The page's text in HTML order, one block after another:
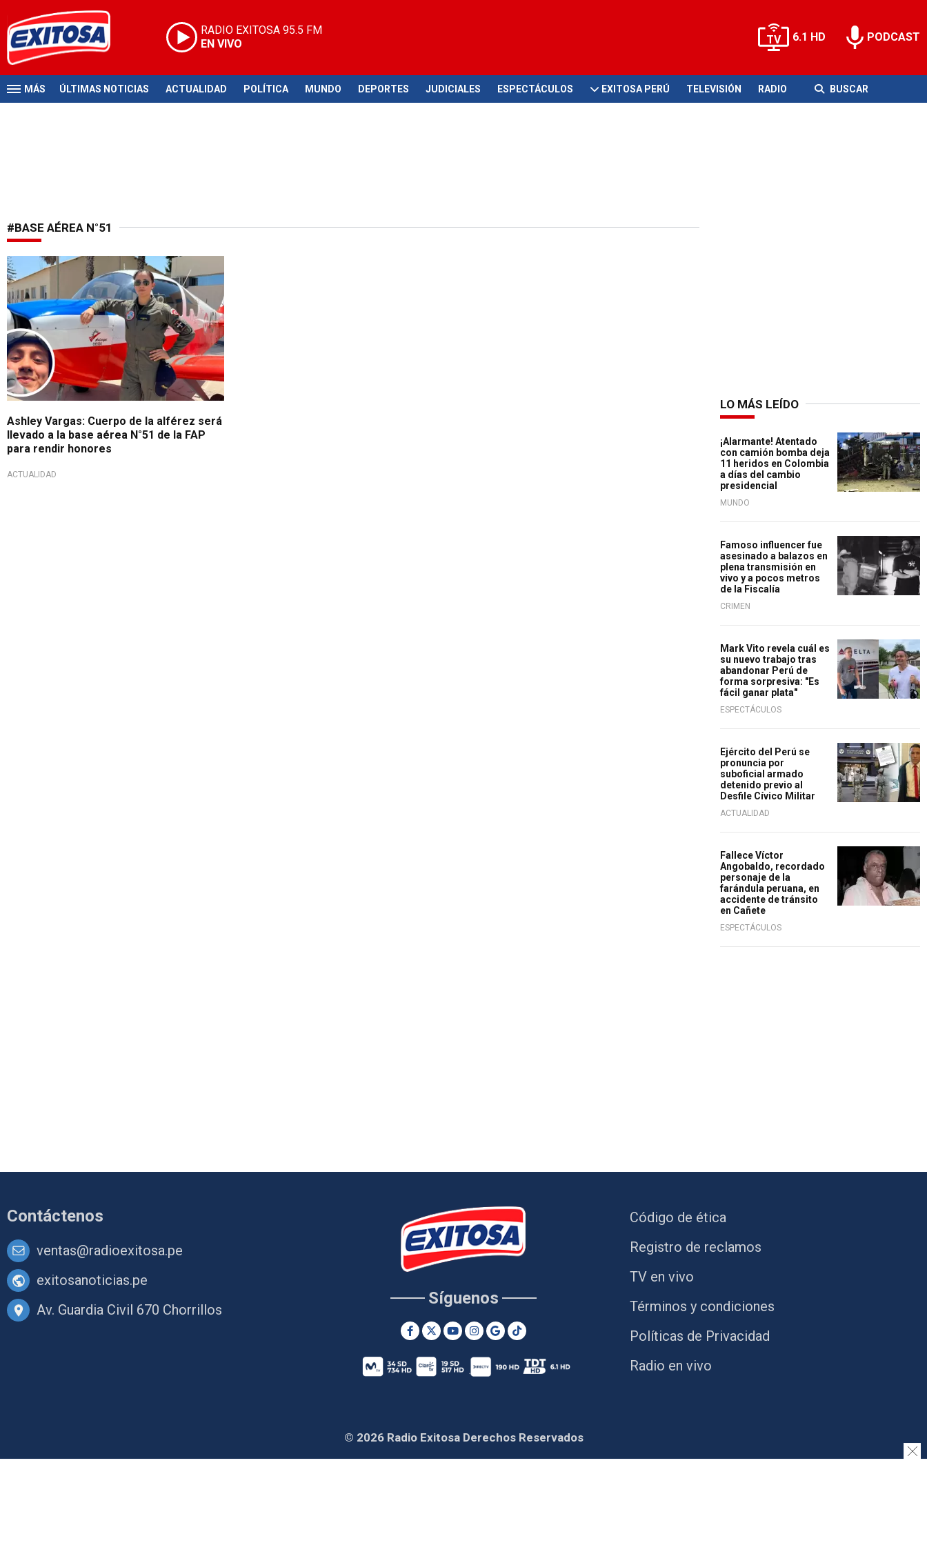
RADIO EXITOSA 95.5 FM
EN VIVO
6.1 HD PODCAST
MÁS ÚLTIMAS NOTICIAS ACTUALIDAD POLÍTICA MUNDO DEPORTES JUDICIALES ESPECTÁCULOS EXITOSA PERÚ TELEVISIÓN RADIO BUSCAR
#BASE AÉREA N°51
Desde Pisco
Ashley Vargas: Cuerpo de la alférez será
llevado a la base aérea N°51 de la FAP
para rendir honores
ACTUALIDAD
LO MÁS LEÍDO
¡Alarmante! Atentado
con camión bomba deja
11 heridos en Colombia
a días del cambio
presidencial
MUNDO
Famoso influencer fue
asesinado a balazos en
plena transmisión en
vivo y a pocos metros
de la Fiscalía
CRIMEN
Mark Vito revela cuál es
su nuevo trabajo tras
abandonar Perú de
forma sorpresiva: "Es
fácil ganar plata"
ESPECTÁCULOS
Ejército del Perú se
pronuncia por
suboficial armado
detenido previo al
Desfile Cívico Militar
ACTUALIDAD
Fallece Víctor
Angobaldo, recordado
personaje de la
farándula peruana, en
accidente de tránsito
en Cañete
ESPECTÁCULOS
Contáctenos
ventas@radioexitosa.pe
exitosanoticias.pe
Av. Guardia Civil 670 Chorrillos
Síguenos
Código de ética
Registro de reclamos
TV en vivo
Términos y condiciones
Políticas de Privacidad
Radio en vivo
© 2026 Radio Exitosa Derechos Reservados